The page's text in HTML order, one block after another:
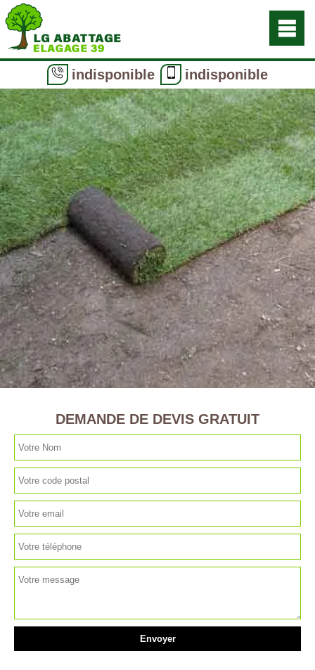
indisponible indisponible
DEMANDE DE DEVIS GRATUIT